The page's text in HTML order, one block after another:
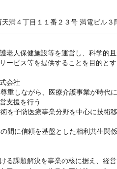
満４丁目１１番２３号 満電ビル３
老人保健施設等を運営し、科学的且
ービス等を提供することを目的とす
会社
重しながら、医療介護事業が時代
支援を行う
を予防医療事業分野を中心に技術
間に信頼を基盤とした相利共生関
る課題解決を事業の核に据え、経